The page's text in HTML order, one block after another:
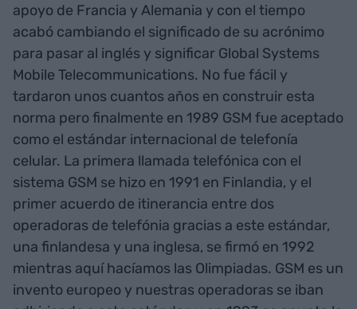
apoyo de Francia y Alemania y con el tiempo
acabó cambiando el significado de su acrónimo
para pasar al inglés y significar Global Systems
Mobile Telecommunications. No fue fácil y
tardaron unos cuantos años en construir esta
norma pero finalmente en 1989 GSM fue aceptado
como el estándar internacional de telefonía
celular. La primera llamada telefónica con el
sistema GSM se hizo en 1991 en Finlandia, y el
primer acuerdo de itinerancia entre dos
operadoras de telefónia gracias a este estándar,
una finlandesa y una inglesa, se firmó en 1992
mientras aquí hacíamos las Olimpiadas. GSM es un
invento europeo y nuestras operadoras se iban